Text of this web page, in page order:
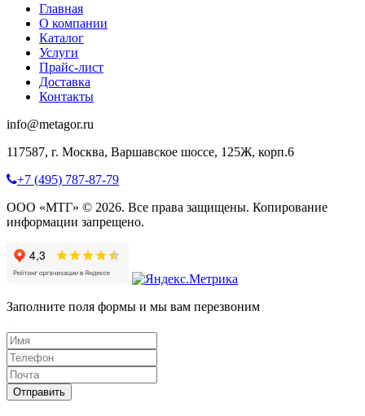
Главная
О компании
Каталог
Услуги
Прайс-лист
Доставка
Контакты
info@metagor.ru
117587, г. Москва, Варшавское шоссе, 125Ж, корп.6
+7 (495) 787-87-79
ООО «МТГ» © 2026. Все права защищены. Копирование
информации запрещено.
Заполните поля формы и мы вам перезвоним
Отправить